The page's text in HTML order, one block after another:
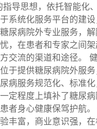
指导思想，依托智能化
系统化服务平台的建
尿病院外专业服务，解
，在患者和专家之间
交流的渠道和途径。
于提供糖尿病院外服
病服务规范化、标准
定程度上填补了糖尿
者身心健康保驾护航
丰富，商业意识强，